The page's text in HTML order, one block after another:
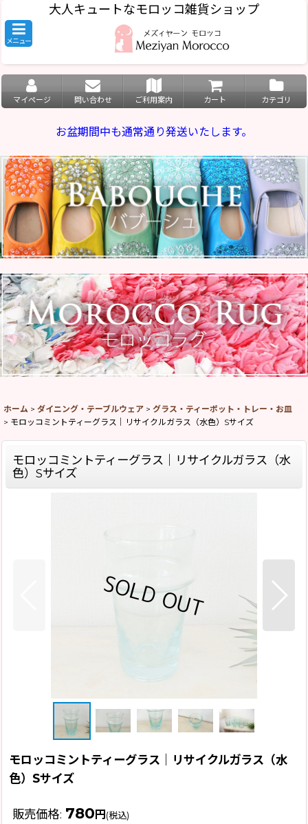
大人キュートなモロッコ雑貨ショップ
メニュー
マイページ 問い合わせ ご利用案内 カート カテゴリ
お盆期間中も通常通り発送いたします。
ホーム > ダイニング・テーブルウェア > グラス・ティーポット・トレー・お皿
> モロッコミントティーグラス｜リサイクルガラス（水色）Sサイズ
モロッコミントティーグラス｜リサイクルガラス（水
色）Sサイズ
モロッコミントティーグラス｜リサイクルガラス（水
色）Sサイズ
販売価格: 780円(税込)